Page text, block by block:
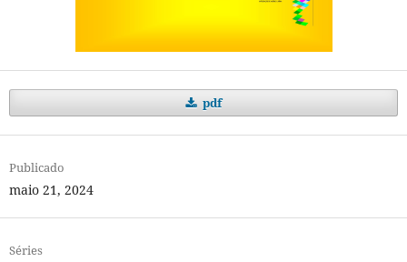
pdf
Publicado
maio 21, 2024
Séries